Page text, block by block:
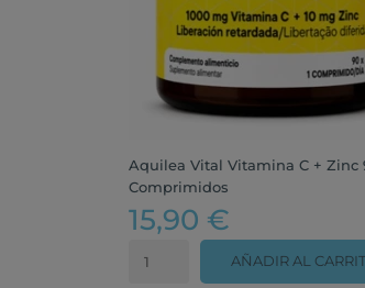
Aquilea Vital Vitamina C + Zinc
Comprimidos
15,90 €
AÑADIR AL